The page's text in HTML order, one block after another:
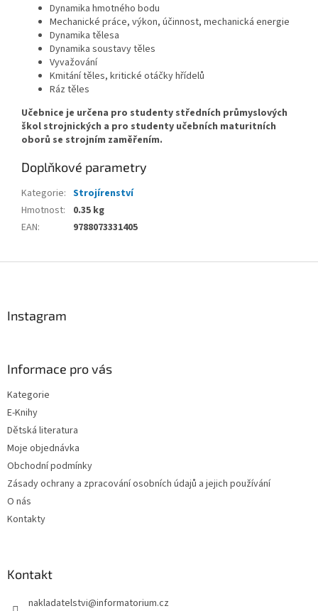
Dynamika hmotného bodu
Mechanické práce, výkon, účinnost, mechanická energie
Dynamika tělesa
Dynamika soustavy těles
Vyvažování
Kmitání těles, kritické otáčky hřídelů
Ráz těles
Učebnice je určena pro studenty středních průmyslových
škol strojnických a pro studenty učebních maturitních
oborů se strojním zaměřením.
Doplňkové parametry
Kategorie: Strojírenství
Hmotnost:
0.35 kg
EAN: 9788073331405
Instagram
Informace pro vás
Kategorie
E-Knihy
Dětská literatura
Moje objednávka
Obchodní podmínky
Zásady ochrany a zpracování osobních údajů a jejich používání
O nás
Kontakty
Kontakt
nakladatelstvi@informatorium.cz